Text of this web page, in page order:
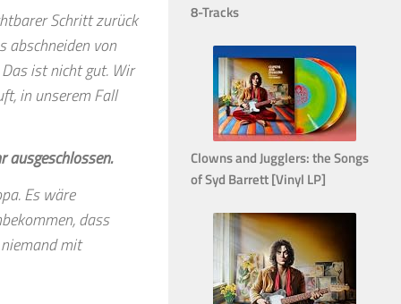
Schritt zurück
abschneiden von
ist nicht gut. Wir
in unserem Fall
ausgeschlossen.
Es wäre
dass
mit
8-Tracks
Clowns and Jugglers: the Songs
of Syd Barrett [Vinyl LP]